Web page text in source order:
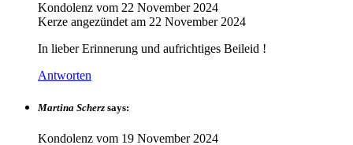
Kondolenz vom 22 November 2024
Kerze angezündet am 22 November 2024
In lieber Erinnerung und aufrichtiges Beileid !
Antworten
Martina Scherz says:
Kondolenz vom 19 November 2024